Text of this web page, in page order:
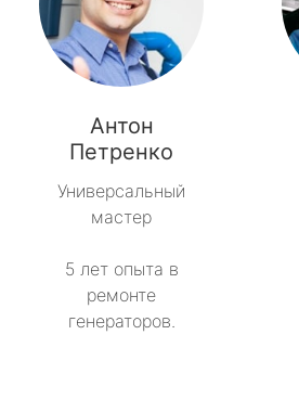
Антон
Петренко
Универсальный
мастер
5 лет опыта в
ремонте
генераторов.